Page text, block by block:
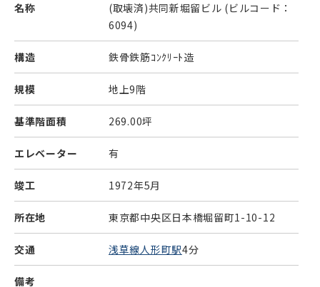
名称 (取壊済)共同新堀留ビル (ビルコード：
6094)
構造 鉄骨鉄筋ｺﾝｸﾘｰﾄ造
規模 地上9階
基準階面積 269.00坪
エレベーター 有
竣工 1972年5月
所在地 東京都中央区日本橋堀留町1-10-12
交通 浅草線人形町駅4分
備考